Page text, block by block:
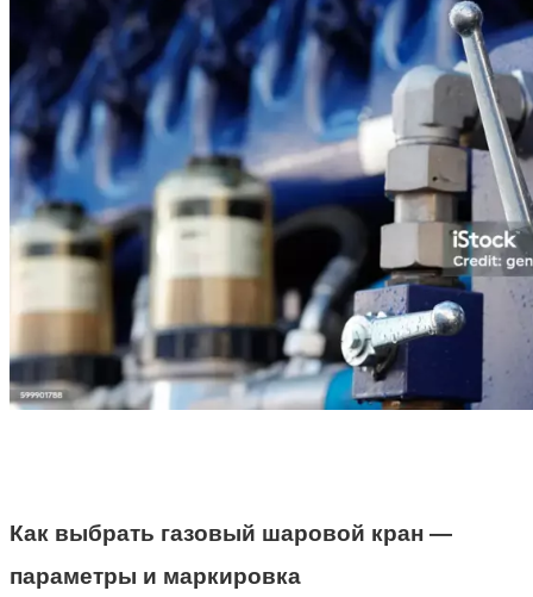
Как выбрать газовый шаровой кран —
параметры и маркировка